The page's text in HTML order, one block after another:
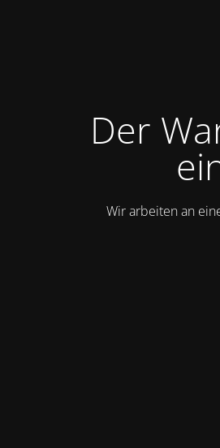
Der
Wir arbeiten an